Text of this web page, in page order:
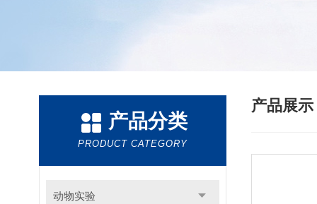
产品分类
PRODUCT CATEGORY
动物实验
产品展示